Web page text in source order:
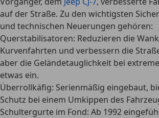
auf der Straße. Zu den wichtigsten
und technischen Neuerungen gehören:
Querstabilisatoren: Reduzieren die
Kurvenfahrten und verbessern die
aber die Geländetauglichkeit bei
etwas ein.
Überrollkäfig: Serienmäßig eingebaut,
Schutz bei einem Umkippen des
Schultergurte im Fond: Ab 1992